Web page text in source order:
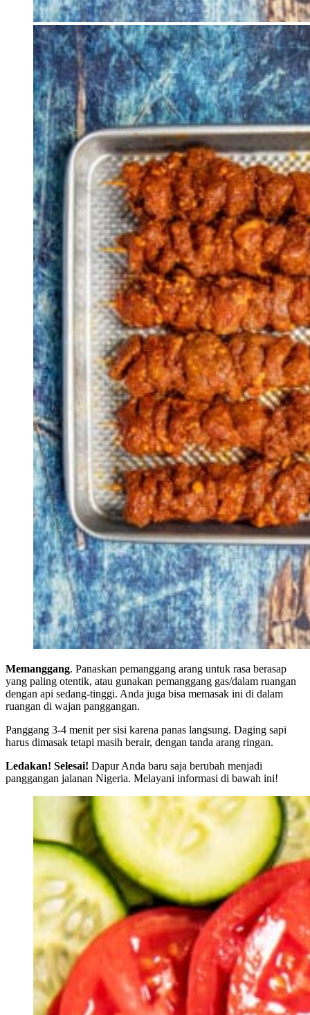
Memanggang. Panaskan pemanggang arang untuk rasa berasap
yang paling otentik, atau gunakan pemanggang gas/dalam ruangan
dengan api sedang-tinggi. Anda juga bisa memasak ini di dalam
ruangan di wajan panggangan.
Panggang 3-4 menit per sisi karena panas langsung. Daging sapi
harus dimasak tetapi masih berair, dengan tanda arang ringan.
Ledakan! Selesai! Dapur Anda baru saja berubah menjadi
panggangan jalanan Nigeria. Melayani informasi di bawah ini!